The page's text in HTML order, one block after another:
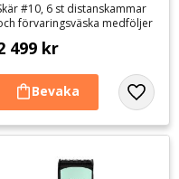
#10, 6 st distanskammar
förvaringsväska medföljer
499 kr
Lägg